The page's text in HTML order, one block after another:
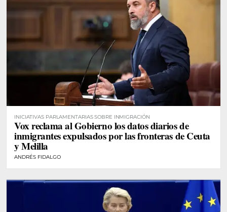
INICIATIVAS PARLAMENTARIAS SOBRE INMIGRACIÓN
Vox reclama al Gobierno los datos diarios de
inmigrantes expulsados por las fronteras de Ceuta
y Melilla
ANDRÉS FIDALGO